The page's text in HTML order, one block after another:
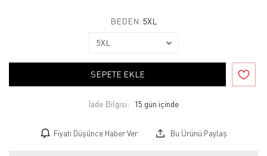
BEDEN: 5XL
SEPETE EKLE
İade Bilgisi:
Fiyatı Düşünce Haber Ver Bu Ürünü Paylaş